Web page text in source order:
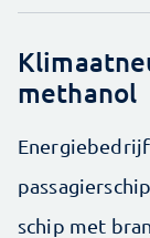
methanol
schip met